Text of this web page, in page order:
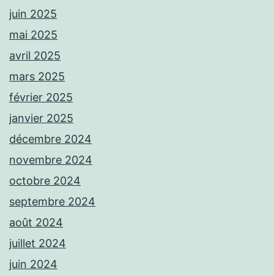
juin 2025
mai 2025
avril 2025
mars 2025
février 2025
janvier 2025
décembre 2024
novembre 2024
octobre 2024
septembre 2024
août 2024
juillet 2024
juin 2024